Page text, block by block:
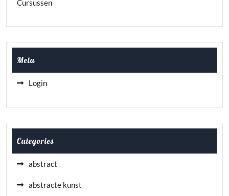
Cursussen
Meta
Login
Categories
abstract
abstracte kunst